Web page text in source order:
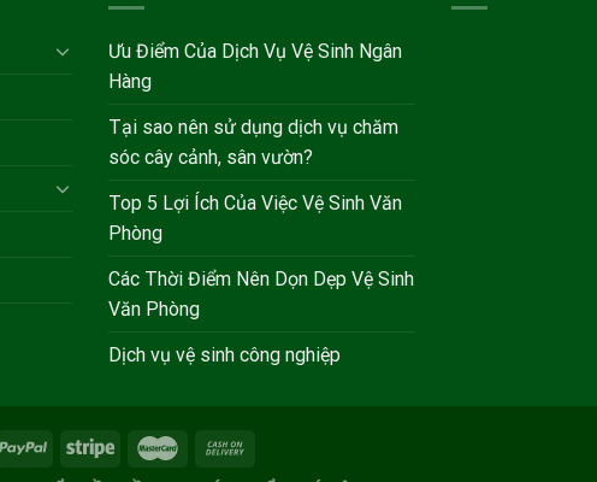
Ưu Điểm Của Dịch Vụ Vệ Sinh Ngân
Hàng
Tại sao nên sử dụng dịch vụ chăm
sóc cây cảnh, sân vườn?
Top 5 Lợi Ích Của Việc Vệ Sinh Văn
Phòng
Các Thời Điểm Nên Dọn Dẹp Vệ Sinh
Văn Phòng
Dịch vụ vệ sinh công nghiệp